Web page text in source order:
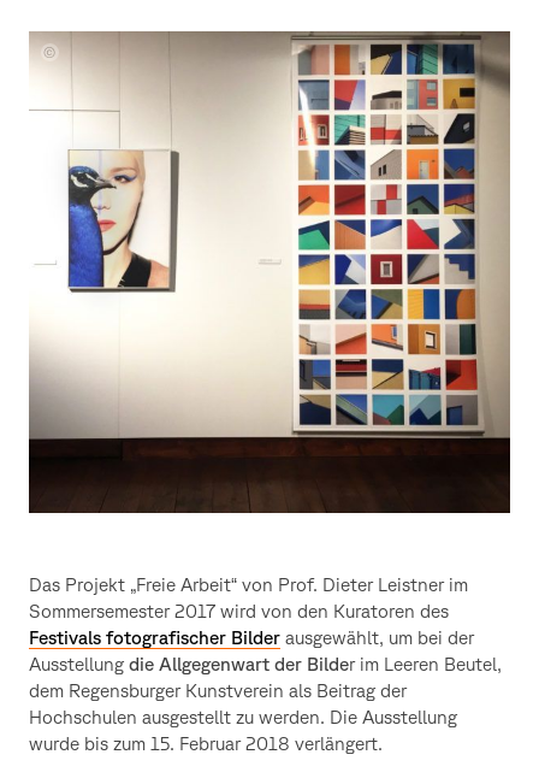
der
Das Projekt „Freie Arbeit“ von Prof. Dieter Leistner im
Sommersemester 2017 wird von den Kuratoren des
Festivals fotografischer Bilder ausgewählt, um bei der
Ausstellung die Allgegenwart der Bilder im Leeren Beutel,
dem Regensburger Kunstverein als Beitrag der
Hochschulen ausgestellt zu werden. Die Ausstellung
wurde bis zum 15. Februar 2018 verlängert.